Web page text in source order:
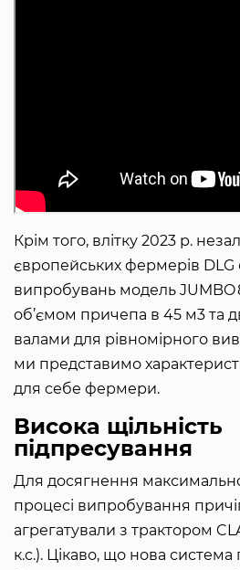
Крім того, влітку 2023 р.
європейських фермерів
випробувань модель JUMBO
об’ємом причепа в 45 м3 та
валами для рівномірного
ми представимо
для себе фермери.
Висока щільність
підпресування
Для досягнення
процесі випробування
агрегатували з трактором
к.с.). Цікаво, що нова